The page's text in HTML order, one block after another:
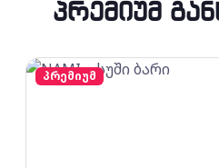
პრემიუმ
პრემიუმ